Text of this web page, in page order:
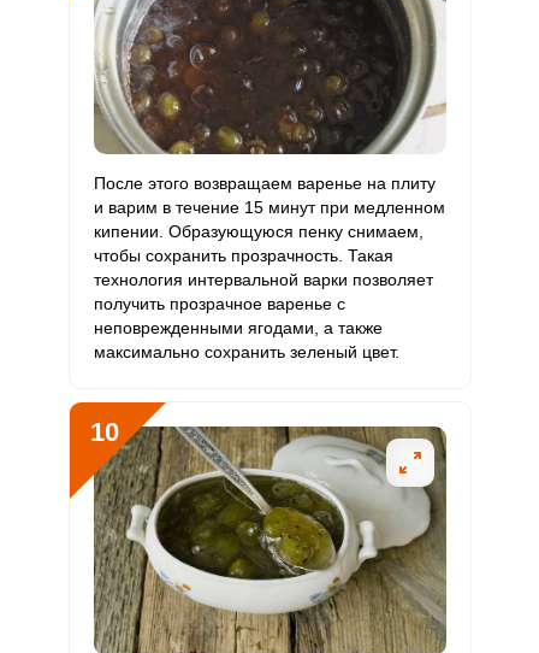
После этого возвращаем варенье на плиту
и варим в течение 15 минут при медленном
кипении. Образующуюся пенку снимаем,
чтобы сохранить прозрачность. Такая
технология интервальной варки позволяет
получить прозрачное варенье с
неповрежденными ягодами, а также
максимально сохранить зеленый цвет.
10